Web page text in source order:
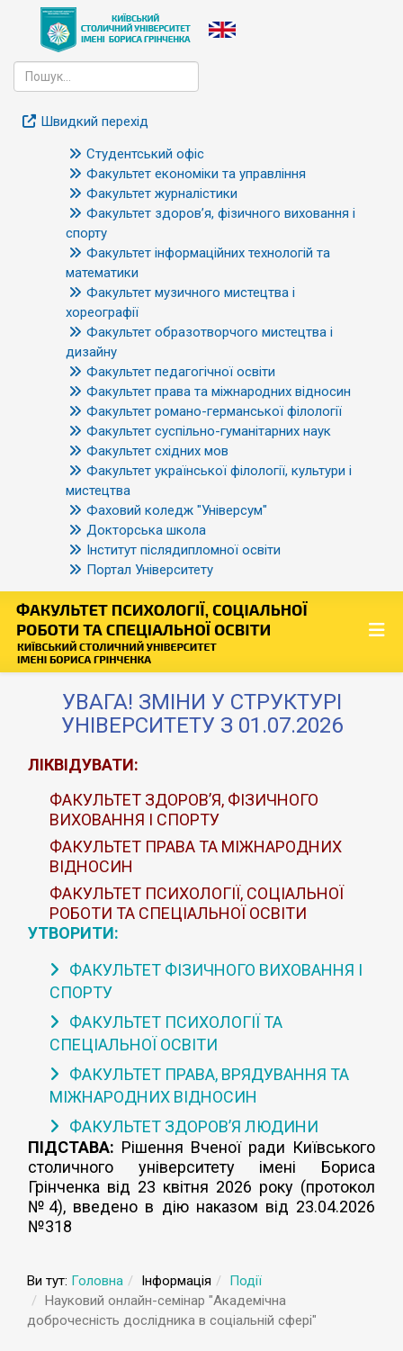
Швидкий перехід
Студентський офіс
Факультет економіки та управління
Факультет журналістики
Факультет здоров’я, фізичного виховання і
спорту
Факультет інформаційних технологій та
математики
Факультет музичного мистецтва і
хореографії
Факультет образотворчого мистецтва і
дизайну
Факультет педагогічної освіти
Факультет права та міжнародних відносин
Факультет романо-германської філології
Факультет суспільно-гуманітарних наук
Факультет східних мов
Факультет української філології, культури і
мистецтва
Фаховий коледж "Універсум"
Докторська школа
Інститут післядипломної освіти
Портал Університету
УВАГА! ЗМІНИ У СТРУКТУРІ
УНІВЕРСИТЕТУ З 01.07.2026
ЛІКВІДУВАТИ:
ФАКУЛЬТЕТ ЗДОРОВ’Я, ФІЗИЧНОГО
ВИХОВАННЯ І СПОРТУ
ФАКУЛЬТЕТ ПРАВА ТА МІЖНАРОДНИХ
ВІДНОСИН
ФАКУЛЬТЕТ ПСИХОЛОГІЇ, СОЦІАЛЬНОЇ
РОБОТИ ТА СПЕЦІАЛЬНОЇ ОСВІТИ
УТВОРИТИ:
ФАКУЛЬТЕТ ФІЗИЧНОГО ВИХОВАННЯ І
СПОРТУ
ФАКУЛЬТЕТ ПСИХОЛОГІЇ ТА
СПЕЦІАЛЬНОЇ ОСВІТИ
ФАКУЛЬТЕТ ПРАВА, ВРЯДУВАННЯ ТА
МІЖНАРОДНИХ ВІДНОСИН
ФАКУЛЬТЕТ ЗДОРОВ’Я ЛЮДИНИ
ПІДСТАВА: Рішення Вченої ради Київського
столичного університету імені Бориса
Грінченка від 23 квітня 2026 року (протокол
№4), введено в дію наказом від 23.04.2026
№318
Ви тут: Головна Інформація
Події
Науковий онлайн-семінар "Академічна
доброчесність дослідника в соціальній сфері"